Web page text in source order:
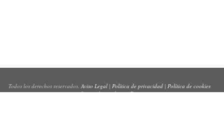
Todos los derechos reservados.Aviso Legal| Política de privacidad| Política de cookies
Sitio web creado porPynso